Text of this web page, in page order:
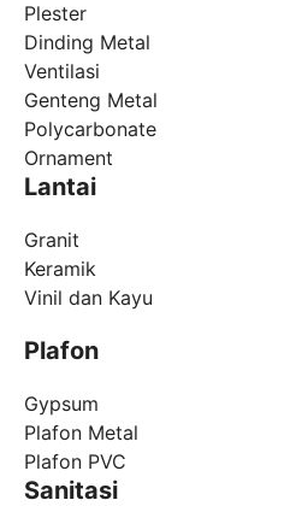
Plester
Dinding Metal
Ventilasi
Genteng Metal
Polycarbonate
Ornament
Lantai
Granit
Keramik
Vinil dan Kayu
Plafon
Gypsum
Plafon Metal
Plafon PVC
Sanitasi